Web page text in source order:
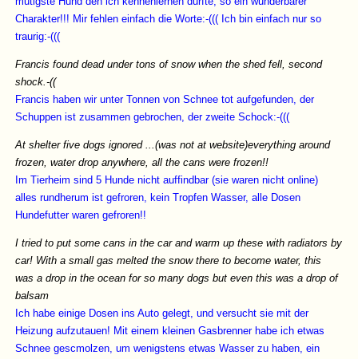
Charakter!!! Mir fehlen einfach die Worte:-((( Ich bin einfach nur so
traurig:-(((
Francis found dead under tons of snow when the shed fell, second
shock.-((
Francis haben wir unter Tonnen von Schnee tot aufgefunden, der
Schuppen ist zusammen gebrochen, der zweite Schock:-(((
At shelter five dogs ignored ...(was not at website)everything around
frozen, water drop anywhere, all the cans were frozen!!
Im Tierheim sind 5 Hunde nicht auffindbar (sie waren nicht online)
alles rundherum ist gefroren, kein Tropfen Wasser, alle Dosen
Hundefutter waren gefroren!!
I tried to put some cans in the car and warm up these with radiators by
car! With a small gas melted the snow there to become water, this
was a drop in the ocean for so many dogs but even this was a drop of
balsam
Ich habe einige Dosen ins Auto gelegt, und versucht sie mit der
Heizung aufzutauen! Mit einem kleinen Gasbrenner habe ich etwas
Schnee gescmolzen, um wenigstens etwas Wasser zu haben, ein